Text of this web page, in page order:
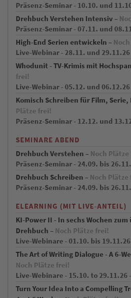
Präsenz-Seminar - 10.10. und
Drehbuch Verstehen Intensiv –
Präsenz-Seminar - 07.11. und
High-End Serien entwickeln –
Live-Webinar - 28.11. und 29.11.26
Whodunit - TV-Krimis mit
frei!
Live-Webinar - 05.12. und 06.12.26
Komisch Schreiben für Film, Serie,
Plätze frei!
Präsenz-Seminar - 12.12. und
SEMINARE ABEND
Drehbuch Verstehen – Noch
Präsenz-Seminar - 24.09. bis
Drehbuch Schreiben – Noch Plätze
Präsenz-Seminar - 24.09. bis
ELEARNING (MIT LIVE-ANTEIL)
KI-Power II - In sechs Wochen
Drehbuch – Noch Plätze frei!
Live-Webinare - 01.10. bis 19.11.26
The Art of Writing Dialogue - A 6-
Noch Plätze frei!
Live-Webinare - 15.10. to 29.11.26
Turn Your Idea Into a Compelling